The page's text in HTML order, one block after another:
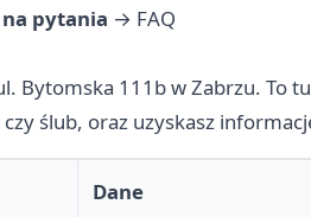
pytania → FAQ
Bytomska 111b w Zabrzu. To
ślub, oraz uzyskasz
Dane